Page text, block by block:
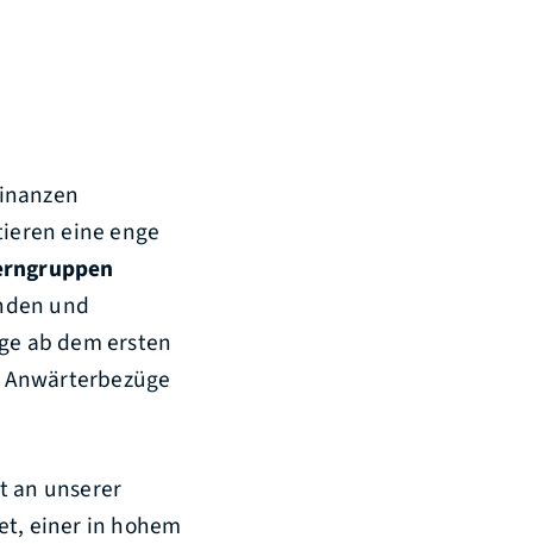
eine enge
und
ab dem ersten
an unserer
einer in hohem